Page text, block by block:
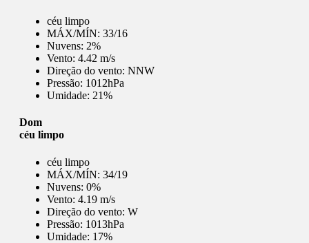
céu limpo
MÁX/MÍN: 33/16
Nuvens: 2%
Vento: 4.42 m/s
Direção do vento: NNW
Pressão: 1012hPa
Umidade: 21%
Dom
céu limpo
céu limpo
MÁX/MÍN: 34/19
Nuvens: 0%
Vento: 4.19 m/s
Direção do vento: W
Pressão: 1013hPa
Umidade: 17%